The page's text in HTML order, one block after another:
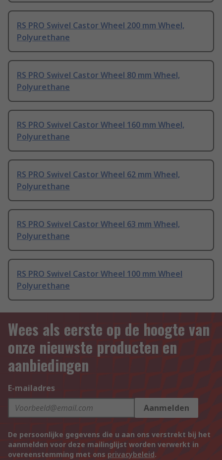
RS PRO Swivel Castor Wheel 200 mm Wheel,
Polyurethane
RS PRO Swivel Castor Wheel 80 mm Wheel,
Polyurethane
RS PRO Swivel Castor Wheel 160 mm Wheel,
Polyurethane
RS PRO Swivel Castor Wheel 62 mm Wheel,
Polyurethane
RS PRO Swivel Castor Wheel 63 mm Wheel,
Polyurethane
RS PRO Swivel Castor Wheel 100 mm Wheel
Polyurethane
Wees als eerste op de hoogte van
onze nieuwste producten en
aanbiedingen
E-mailadres
Aanmelden
De persoonlijke gegevens die u aan ons verstrekt bij het
aanmelden voor deze mailinglijst worden verwerkt in
overeenstemming met ons privacybeleid.